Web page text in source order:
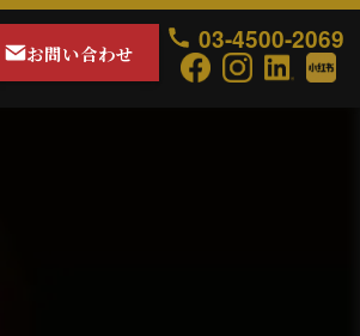
お問い合わせ 03-4500-2069